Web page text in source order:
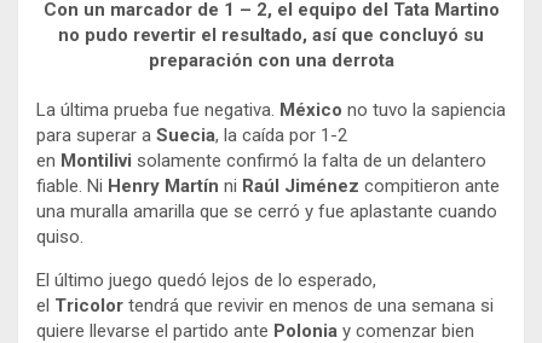
Con un marcador de 1 – 2, el equipo del Tata Martino
no pudo revertir el resultado, así que concluyó su
preparación con una derrota
La última prueba fue negativa. México no tuvo la sapiencia
para superar a Suecia, la caída por 1-2
en Montilivi solamente confirmó la falta de un delantero
fiable. Ni Henry Martín ni Raúl Jiménez compitieron ante
una muralla amarilla que se cerró y fue aplastante cuando
quiso.
El último juego quedó lejos de lo esperado,
el Tricolor tendrá que revivir en menos de una semana si
quiere llevarse el partido ante Polonia y comenzar bien